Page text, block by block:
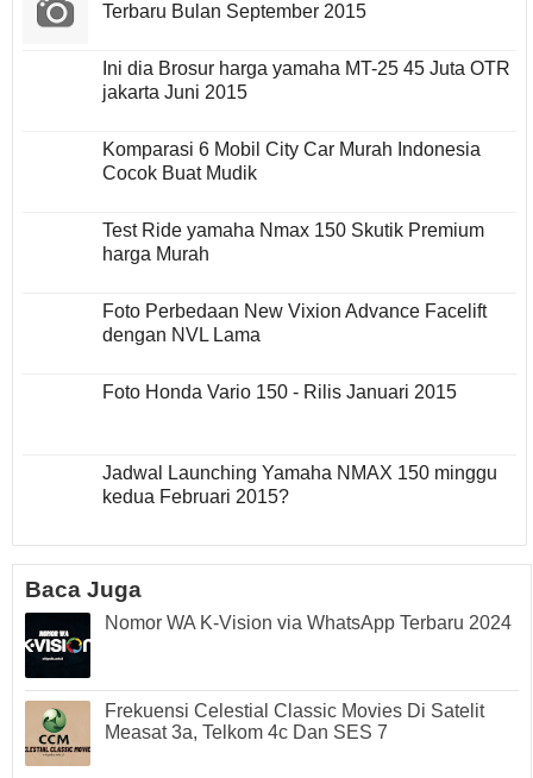
Terbaru Bulan September 2015
Ini dia Brosur harga yamaha MT-25 45 Juta OTR
jakarta Juni 2015
Komparasi 6 Mobil City Car Murah Indonesia
Cocok Buat Mudik
Test Ride yamaha Nmax 150 Skutik Premium
harga Murah
Foto Perbedaan New Vixion Advance Facelift
dengan NVL Lama
Foto Honda Vario 150 - Rilis Januari 2015
Jadwal Launching Yamaha NMAX 150 minggu
kedua Februari 2015?
Baca Juga
Nomor WA K-Vision via WhatsApp Terbaru 2024
Frekuensi Celestial Classic Movies Di Satelit
Measat 3a, Telkom 4c Dan SES 7